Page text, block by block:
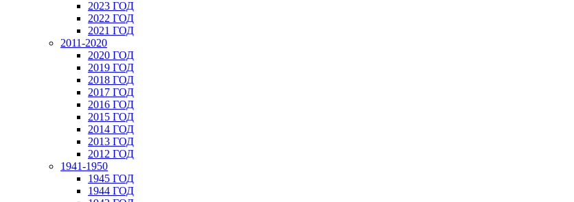
2023 ГОД
2022 ГОД
2021 ГОД
2011-2020
2020 ГОД
2019 ГОД
2018 ГОД
2017 ГОД
2016 ГОД
2015 ГОД
2014 ГОД
2013 ГОД
2012 ГОД
1941-1950
1945 ГОД
1944 ГОД